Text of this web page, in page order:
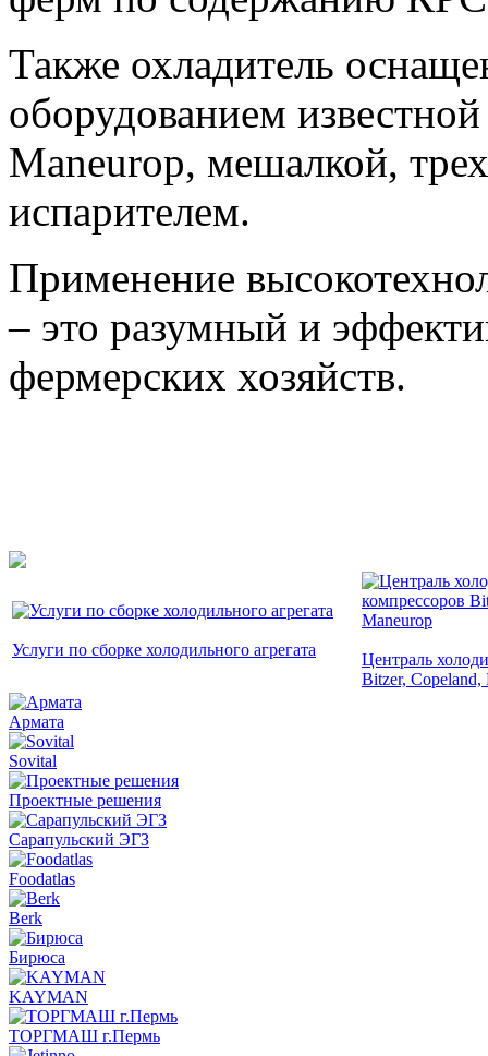
Также охладитель
оборудованием
Maneurop, мешалкой,
испарителем.
Применение
– это разумный и
фермерских хозяйств.
Услуги по сборке холодильного агрегата
Централь
Bitzer, Copeland,
Армата
Sovital
Проектные решения
Сарапульский ЭГЗ
Foodatlas
Berk
Бирюса
KAYMAN
ТОРГМАШ г.Пермь